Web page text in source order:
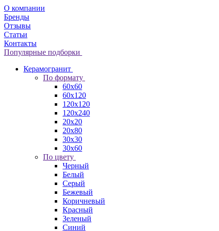
О компании
Бренды
Отзывы
Статьи
Контакты
Популярные подборки
Керамогранит
По формату
60x60
60x120
120x120
120x240
20x20
20x80
30x30
30x60
По цвету
Черный
Белый
Серый
Бежевый
Коричневый
Красный
Зеленый
Синий